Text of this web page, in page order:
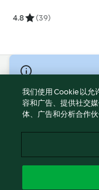
4.8 (39)
© Copyright 2021-
2026
使用规定
Cookies
ICP许可证号：沪通信
我们使用 Cookie 以允
容和广告、提供社交
体、广告和分析合作